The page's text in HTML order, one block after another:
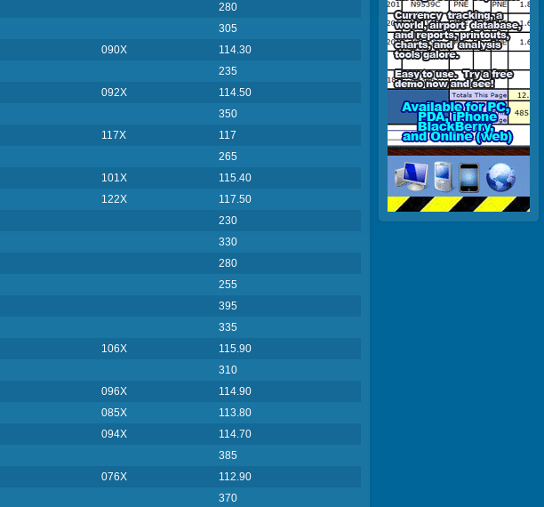
280
305
090X
114.30
235
092X
114.50
350
117X
117
265
101X
115.40
122X
117.50
230
330
280
255
395
335
106X
115.90
310
096X
114.90
085X
113.80
094X
114.70
385
076X
112.90
370